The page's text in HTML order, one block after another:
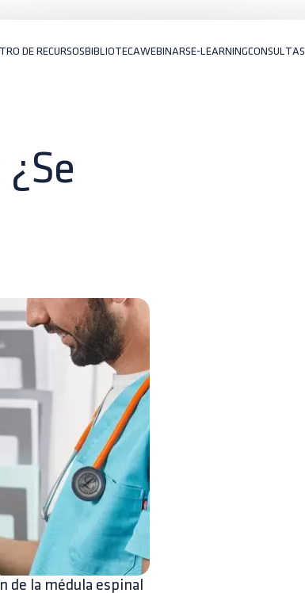
DE RECURSOSBIBLIOTECAWEBINARSE-LEARNINGCONSULTAS
de la médula espinal